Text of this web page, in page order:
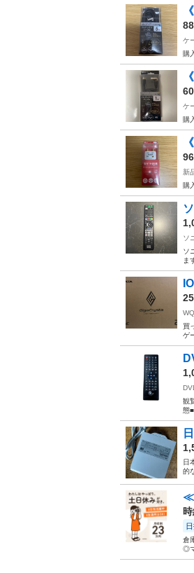
ケ
購
ケ
購
新
購
ソ
ソ
ま
買
ゲ
観
態
日
的
≪
倉
◎